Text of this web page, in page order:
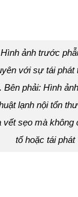
ảnh trước
với sự tái phát
Bên phải: Hình
lạnh nội tổn
vết sẹo mà
tố hoặc tái phát